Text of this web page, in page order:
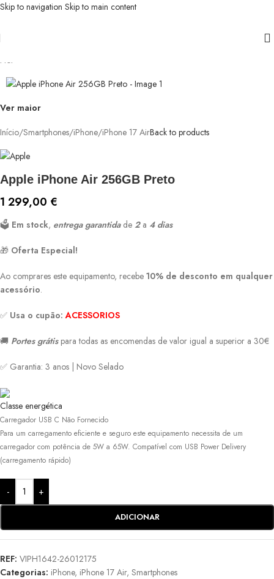
Skip to navigation Skip to main content
Hot
Ver maior
Início/Smartphones/iPhone/iPhone 17 AirBack to products
Apple iPhone Air 256GB Preto
1 299,00 €
🗳️ Em stock, entrega garantidade 2a 4 dias
🎁 Oferta Especial!
Ao comprares este equipamento, recebe 10% de desconto em qualquer
acessório.
✅ Usa o cupão: ACESSORIOS
🚚 Portes grátispara todas as encomendas de valor igual a superior a 30€
✅ Garantia: 3 anos | Novo Selado
Classe energética
Carregador USB C Não Fornecido
Para um carregamento eficiente e seguro este equipamento necessita de um
carregador com potência de 5W a 65W. Compatível com USB Power Delivery
(carregamento rápido)
- +
ADICIONAR
REF: VIPH1642-26012175
Categorias: iPhone, iPhone 17 Air, Smartphones